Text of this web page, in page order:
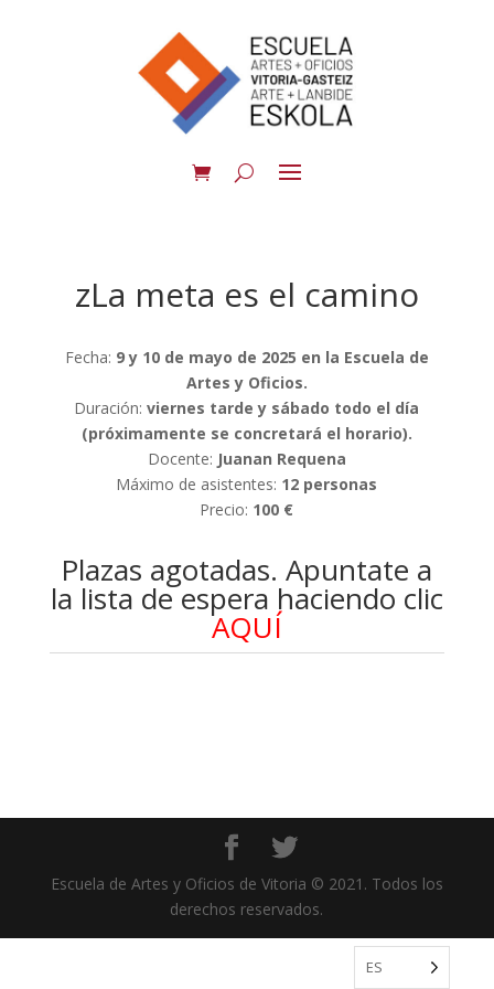
zLa meta es el camino
Fecha: 9 y 10 de mayo de 2025 en la Escuela de
Artes y Oficios.
Duración:viernes tarde y sábado todo el día
(próximamente se concretará el horario).
Docente: Juanan Requena
Máximo de asistentes: 12 personas
Precio: 100 €
Plazas agotadas. Apuntate a
la lista de espera haciendo clic
AQUÍ
Escuela de Artes y Oficios de Vitoria © 2021. Todos los
derechos reservados.
ES